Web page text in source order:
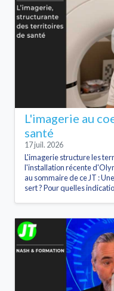
L'imagerie au
santé
17 juil. 2026
L'imagerie structure les
l'installation récente
au sommaire de ce JT :
sert ? Pour quelles